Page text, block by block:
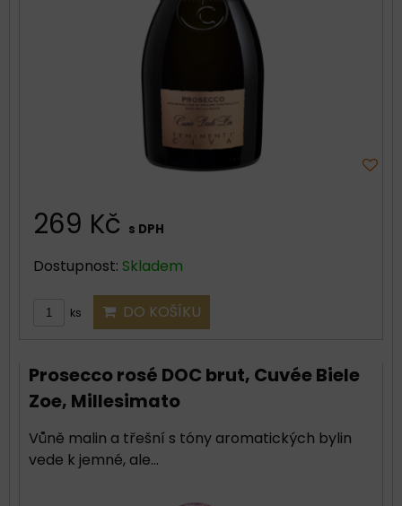
269 Kč s DPH
Dostupnost: Skladem
ks DO KOŠÍKU
Prosecco rosé DOC brut, Cuvée Biele
Zoe, Millesimato
Vůně malin a třešní s tóny aromatických bylin
vede k jemné, ale...